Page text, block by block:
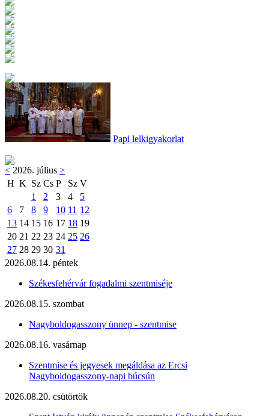
Papi lelkigyakorlat
< 2026. július >
H K Sz Cs P Sz V
1
2 3 4
5
6
7 8 9 10 11 12
13 14 15 16 17 18 19
20 21 22 23 24 25 26
27 28 29 30 31
2026.08.14. péntek
Székesfehérvár fogadalmi szentmiséje
2026.08.15. szombat
Nagyboldogasszony ünnep - szentmise
2026.08.16. vasárnap
Szentmise és jegyesek megáldása az Ercsi
Nagyboldogasszony-napi búcsún
2026.08.20. csütörtök